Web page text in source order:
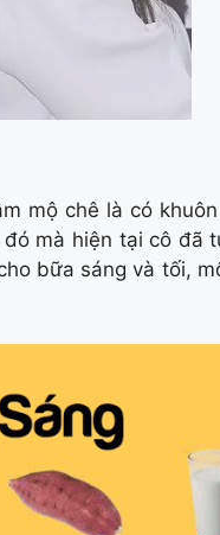
mộ chê là có
mà hiện tại cô đã
bữa sáng và tối,